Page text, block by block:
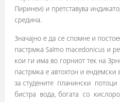
Пиринеи) и претставува
средина.
Значајно е да се спомне и
пастрмка Salmo macedonicus и
кои ги има во горниот тек на
пастрмка е автохтон и ендемски
за студените планински
бистра вода, богата со